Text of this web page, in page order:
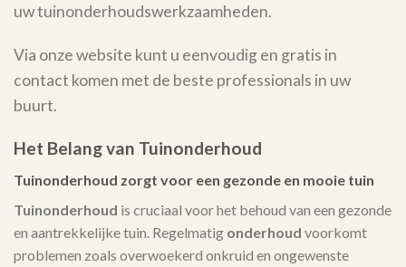
uw tuinonderhoudswerkzaamheden.
Via onze website kunt u eenvoudig en gratis in
contact komen met de beste professionals in uw
buurt.
Het Belang van Tuinonderhoud
Tuinonderhoud zorgt voor een gezonde en mooie tuin
Tuinonderhoud is cruciaal voor het behoud van een gezonde
en aantrekkelijke tuin. Regelmatig onderhoud voorkomt
problemen zoals overwoekerd onkruid en ongewenste